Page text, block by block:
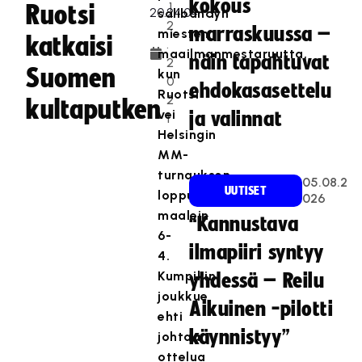
Ruotsi
katkaisi
Suomen
kultaputken
.1
2
.
2
0
2
1
salibandyn
miesten
maailmanmestaruutta,
kun
Ruotsi
vei
Helsingin
MM-
turnauksen
loppuottelun
maalein
6-
4.
Kumpikin
joukkue
ehti
johtaa
ottelua
kokous
marraskuussa –
näin tapahtuvat
ehdokasasettelu
ja valinnat
UUTISET
05.08.2
026
“Kannustava
ilmapiiri syntyy
yhdessä – Reilu
Aikuinen -pilotti
käynnistyy”